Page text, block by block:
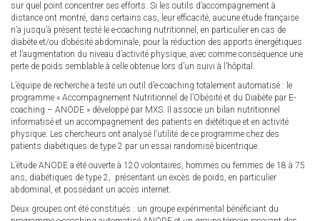
sur quel point concentrer ses efforts. Si les outils d’accompagnement à
distance ont montré, dans certains cas, leur efficacité, aucune étude française
n’a jusqu’à présent testé le e-coaching nutritionnel, en particulier en cas de
diabète et/ou d’obésité abdominale, pour la réduction des apports énergétiques
et l’augmentation du niveau d’activité physique, avec comme conséquence une
perte de poids semblable à celle obtenue lors d’un suivi à l’hôpital.
L’équipe de recherche a testé un outil d’e-coaching totalement automatisé : le
programme « Accompagnement Nutritionnel de l’Obésité et du Diabète par E-
coaching – ANODE » développé par MXS. Il associe un bilan nutritionnel
informatisé et un accompagnement des patients en diététique et en activité
physique. Les chercheurs ont analysé l’utilité de ce programme chez des
patients diabétiques de type 2 par un essai randomisé bicentrique.
L’étude ANODE a été ouverte à 120 volontaires, hommes ou femmes de 18 à 75
ans, diabétiques de type 2, présentant un excès de poids, en particulier
abdominal, et possédant un accès internet.
Deux groupes ont été constitués : un groupe expérimental bénéficiant du